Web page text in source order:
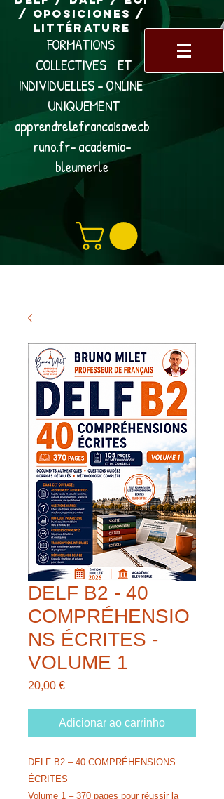
/ Oposiciones /
Littérature
FORMATIONS
COLLECTIVES ET
INDIVIDUELLES - ONLINE
UNIQUEMENT
apprendrelefrancaisavecb
runo.fr- academia-
bleumerle
DELF B2 - 40
COMPRÉHENSIO
NS ÉCRITES -
VOLUME 1
20,00 €Preço
Adicionar ao carrinho
DELF B2 – 40 COMPRÉHENSIONS
ÉCRITES
Volume 1 – 370 pages pour réussir la